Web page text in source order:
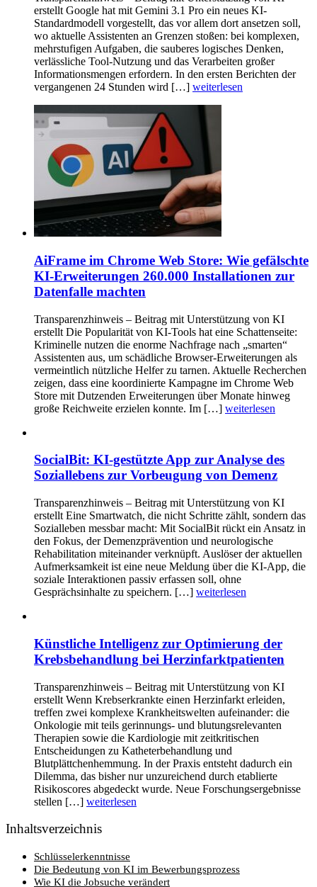
erstellt Google hat mit Gemini 3.1 Pro ein neues KI-
Standardmodell vorgestellt, das vor allem dort ansetzen soll,
wo aktuelle Assistenten an Grenzen stoßen: bei komplexen,
mehrstufigen Aufgaben, die sauberes logisches Denken,
verlässliche Tool-Nutzung und das Verarbeiten großer
Informationsmengen erfordern. In den ersten Berichten der
vergangenen 24 Stunden wird […] weiterlesen
AiFrame im Chrome Web Store: Wie gefälschte
KI-Erweiterungen 260.000 Installationen zur
Datenfalle machten
Transparenzhinweis – Beitrag mit Unterstützung von KI
erstellt Die Popularität von KI-Tools hat eine Schattenseite:
Kriminelle nutzen die enorme Nachfrage nach „smarten“
Assistenten aus, um schädliche Browser-Erweiterungen als
vermeintlich nützliche Helfer zu tarnen. Aktuelle Recherchen
zeigen, dass eine koordinierte Kampagne im Chrome Web
Store mit Dutzenden Erweiterungen über Monate hinweg
große Reichweite erzielen konnte. Im […] weiterlesen
SocialBit: KI-gestützte App zur Analyse des
Soziallebens zur Vorbeugung von Demenz
Transparenzhinweis – Beitrag mit Unterstützung von KI
erstellt Eine Smartwatch, die nicht Schritte zählt, sondern das
Sozialleben messbar macht: Mit SocialBit rückt ein Ansatz in
den Fokus, der Demenzprävention und neurologische
Rehabilitation miteinander verknüpft. Auslöser der aktuellen
Aufmerksamkeit ist eine neue Meldung über die KI-App, die
soziale Interaktionen passiv erfassen soll, ohne
Gesprächsinhalte zu speichern. […] weiterlesen
Künstliche Intelligenz zur Optimierung der
Krebsbehandlung bei Herzinfarktpatienten
Transparenzhinweis – Beitrag mit Unterstützung von KI
erstellt Wenn Krebserkrankte einen Herzinfarkt erleiden,
treffen zwei komplexe Krankheitswelten aufeinander: die
Onkologie mit teils gerinnungs- und blutungsrelevanten
Therapien sowie die Kardiologie mit zeitkritischen
Entscheidungen zu Katheterbehandlung und
Blutplättchenhemmung. In der Praxis entsteht dadurch ein
Dilemma, das bisher nur unzureichend durch etablierte
Risikoscores abgedeckt wurde. Neue Forschungsergebnisse
stellen […] weiterlesen
Inhaltsverzeichnis
Schlüsselerkenntnisse
Die Bedeutung von KI im Bewerbungsprozess
Wie KI die Jobsuche verändert